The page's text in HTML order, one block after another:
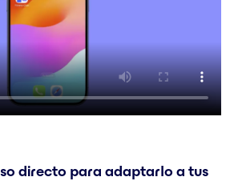
directo para adaptarlo a tus